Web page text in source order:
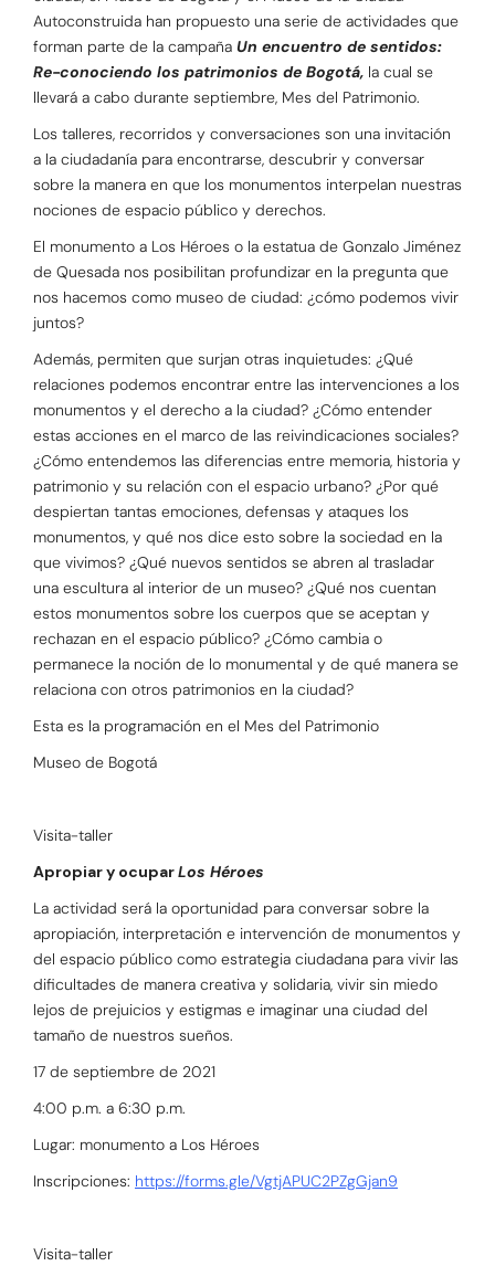
Autoconstruida han propuesto una serie de actividades que
forman parte de la campaña Un encuentro de sentidos:
Re-conociendo los patrimonios de Bogotá, la cual se
llevará a cabo durante septiembre, Mes del Patrimonio.
Los talleres, recorridos y conversaciones son una invitación
a la ciudadanía para encontrarse, descubrir y conversar
sobre la manera en que los monumentos interpelan nuestras
nociones de espacio público y derechos.
El monumento a Los Héroes o la estatua de Gonzalo Jiménez
de Quesada nos posibilitan profundizar en la pregunta que
nos hacemos como museo de ciudad: ¿cómo podemos vivir
juntos?
Además, permiten que surjan otras inquietudes: ¿Qué
relaciones podemos encontrar entre las intervenciones a los
monumentos y el derecho a la ciudad? ¿Cómo entender
estas acciones en el marco de las reivindicaciones sociales?
¿Cómo entendemos las diferencias entre memoria, historia y
patrimonio y su relación con el espacio urbano? ¿Por qué
despiertan tantas emociones, defensas y ataques los
monumentos, y qué nos dice esto sobre la sociedad en la
que vivimos? ¿Qué nuevos sentidos se abren al trasladar
una escultura al interior de un museo? ¿Qué nos cuentan
estos monumentos sobre los cuerpos que se aceptan y
rechazan en el espacio público? ¿Cómo cambia o
permanece la noción de lo monumental y de qué manera se
relaciona con otros patrimonios en la ciudad?
Esta es la programación en el Mes del Patrimonio
Museo de Bogotá
Visita-taller
Apropiar y ocuparLos Héroes
La actividad será la oportunidad para conversar sobre la
apropiación, interpretación e intervención de monumentos y
del espacio público como estrategia ciudadana para vivir las
dificultades de manera creativa y solidaria, vivir sin miedo
lejos de prejuicios y estigmas e imaginar una ciudad del
tamaño de nuestros sueños.
17 de septiembre de 2021
4:00 p.m. a 6:30 p.m.
Lugar: monumento a Los Héroes
Inscripciones: https://forms.gle/VgtjAPUC2PZgGjan9
Visita-taller